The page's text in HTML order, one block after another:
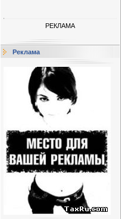
РЕКЛАМА
Реклама